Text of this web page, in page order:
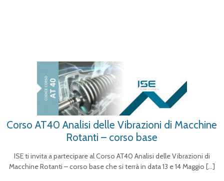
Corso AT40 Analisi delle Vibrazioni di Macchine
Rotanti – corso base
ISE ti invita a partecipare al Corso AT40 Analisi delle Vibrazioni di
Macchine Rotanti – corso base che si terrà in data 13 e 14 Maggio […]